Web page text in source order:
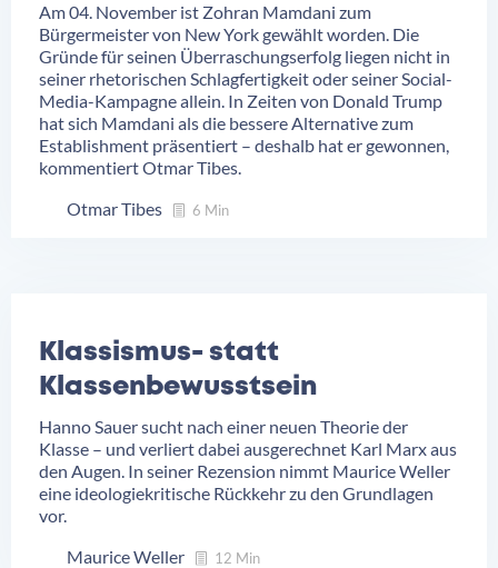
Am 04. November ist Zohran Mamdani zum
Bürgermeister von New York gewählt worden. Die
Gründe für seinen Überraschungserfolg liegen nicht in
seiner rhetorischen Schlagfertigkeit oder seiner Social-
Media-Kampagne allein. In Zeiten von Donald Trump
hat sich Mamdani als die bessere Alternative zum
Establishment präsentiert – deshalb hat er gewonnen,
kommentiert Otmar Tibes.
Otmar Tibes
6 Min
Klassismus- statt
Klassenbewusstsein
Hanno Sauer sucht nach einer neuen Theorie der
Klasse – und verliert dabei ausgerechnet Karl Marx aus
den Augen. In seiner Rezension nimmt Maurice Weller
eine ideologiekritische Rückkehr zu den Grundlagen
vor.
Maurice Weller
12 Min